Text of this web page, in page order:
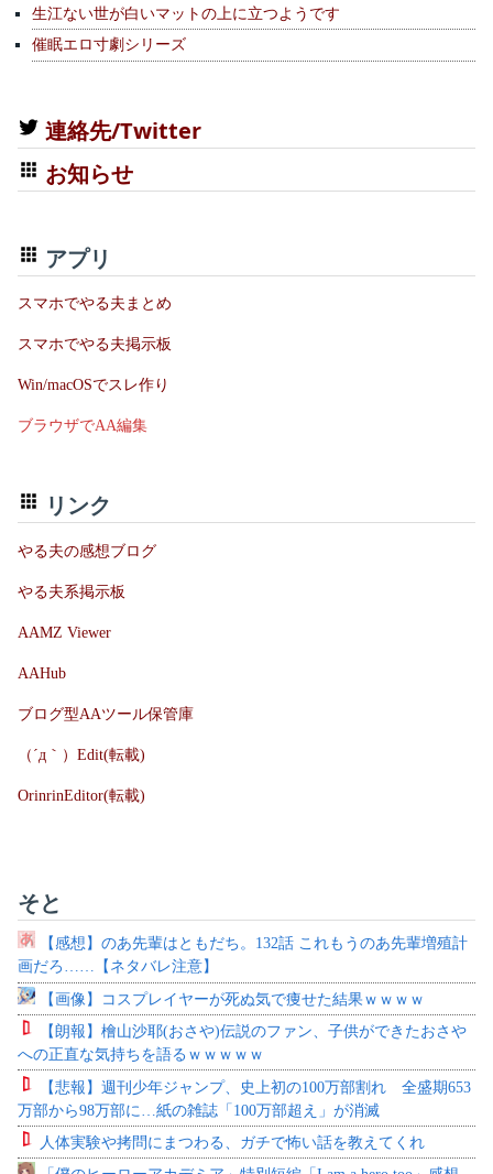
生江ない世が白いマットの上に立つようです
催眠エロ寸劇シリーズ
連絡先/Twitter
お知らせ
アプリ
スマホでやる夫まとめ
スマホでやる夫掲示板
Win/macOSでスレ作り
ブラウザでAA編集
リンク
やる夫の感想ブログ
やる夫系掲示板
AAMZ Viewer
AAHub
ブログ型AAツール保管庫
（´д｀）Edit(転載)
OrinrinEditor(転載)
そと
【感想】のあ先輩はともだち。132話 これもうのあ先輩増殖計
画だろ……【ネタバレ注意】
【画像】コスプレイヤーが死ぬ気で痩せた結果ｗｗｗｗ
【朗報】檜山沙耶(おさや)伝説のファン、子供ができたおさや
への正直な気持ちを語るｗｗｗｗｗ
【悲報】週刊少年ジャンプ、史上初の100万部割れ 全盛期653
万部から98万部に…紙の雑誌「100万部超え」が消滅
人体実験や拷問にまつわる、ガチで怖い話を教えてくれ